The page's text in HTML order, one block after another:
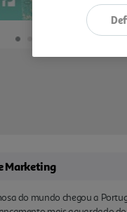
Marketing
do mundo chegou a